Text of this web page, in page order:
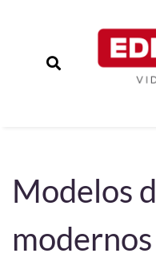
Modelos
modernos